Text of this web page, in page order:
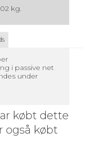
kg.
i passive net
under
købt dette
også købt